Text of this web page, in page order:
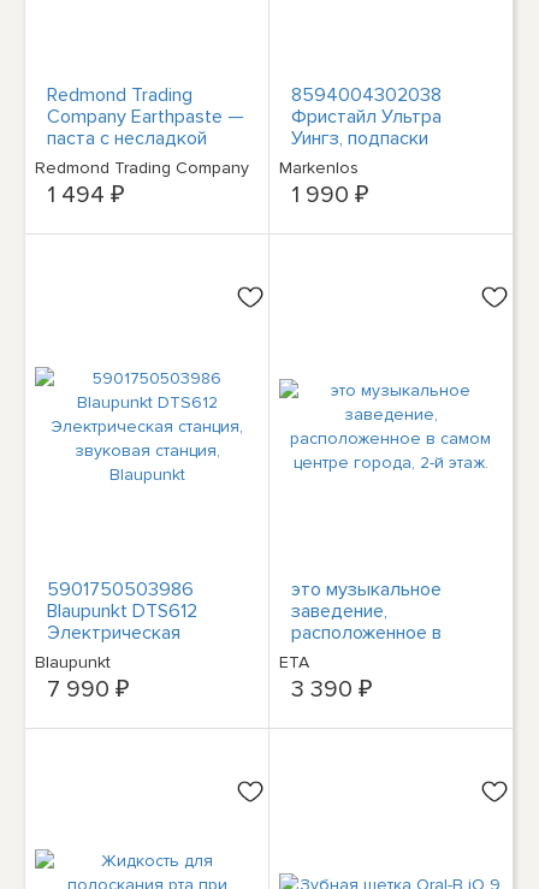
Redmond Trading
Company Earthpaste —
паста с несладкой
мятой, 4 унции
Redmond Trading Company
1 494 ₽
8594004302038
Фристайл Ультра
Уингз, подпаски
хигеничне, 9 лет
Карин
Markenlos
1 990 ₽
5901750503986
Blaupunkt DTS612
Электрическая
станция, звуковая
станция, Blaupunkt
Blaupunkt
7 990 ₽
это музыкальное
заведение,
расположенное в
самом центре города,
2-й этаж.
ETA
3 390 ₽